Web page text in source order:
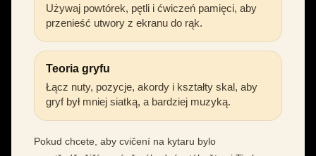
Używaj powtórek, pętli i ćwiczeń pamięci, aby
przenieść utwory z ekranu do rąk.
Teoria gryfu
Łącz nuty, pozycje, akordy i kształty skal, aby
gryf był mniej siatką, a bardziej muzyką.
Pokud chcete, aby cvičení na kytaru bylo